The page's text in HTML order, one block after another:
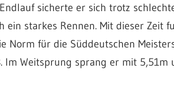
sicherte er sich trotz
ein starkes Rennen. Mit dieser Zeit
Norm für die Süddeutschen
Im Weitsprung sprang er mit 5,51m